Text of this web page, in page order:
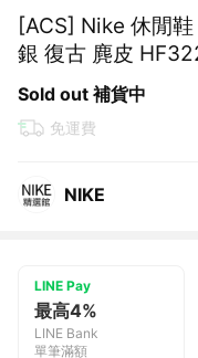
[ACS] Nike 休閒
銀 復古 麂皮
Sold out 補貨中
免運費
NIKE
LINE Pay
最高4%
LINE Bank
單筆滿額